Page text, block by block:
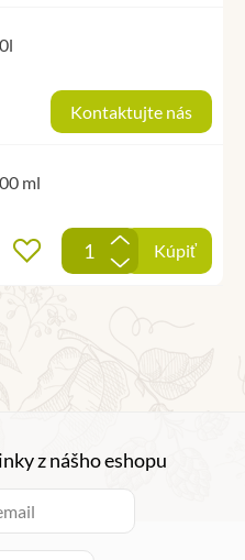
Kontaktujte nás
ml
Pridať do obľúbených
+
-
Kúpiť
z nášho eshopu